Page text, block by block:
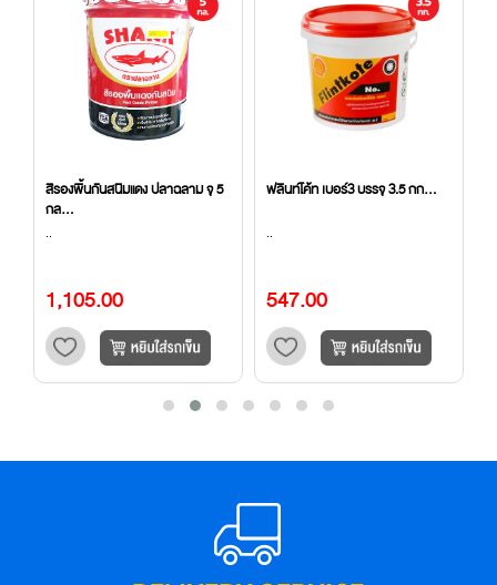
สีรองพื้นกันสนิมแดง ปลาฉลาม จุ 5
กล...
..
1,105.00
ฟลินท์โค้ท เบอร์3 บรรจุ 3.5 กก...
..
547.00